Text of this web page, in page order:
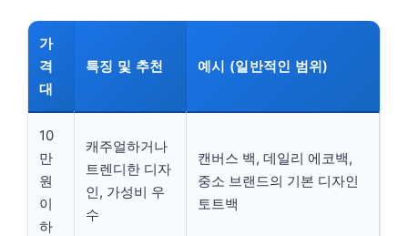
가
격
대
특징 및 추천 예시 (일반적인 범위)
10
만
원
이
하
캐주얼하거나
트렌디한 디자
인, 가성비 우
수
캔버스 백, 데일리 에코백,
중소 브랜드의 기본 디자인
토트백